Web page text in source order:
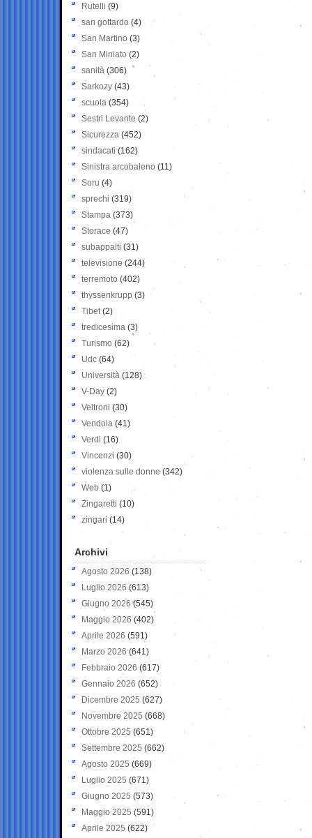
Rutelli (9)
san gottardo (4)
San Martino (3)
San Miniato (2)
sanità (306)
Sarkozy (43)
scuola (354)
Sestri Levante (2)
Sicurezza (452)
sindacati (162)
Sinistra arcobaleno (11)
Soru (4)
sprechi (319)
Stampa (373)
Storace (47)
subappalti (31)
televisione(244)
terremoto (402)
thyssenkrupp (3)
Tibet(2)
tredicesima (3)
Turismo (62)
Udc (64)
Università (128)
V-Day (2)
Veltroni (30)
Vendola (41)
Verdi (16)
Vincenzi (30)
violenza sulle donne (342)
Web (1)
Zingaretti (10)
zingari (14)
Archivi
Agosto 2026 (138)
Luglio 2026 (613)
Giugno 2026 (545)
Maggio 2026 (402)
Aprile 2026 (591)
Marzo 2026 (641)
Febbraio 2026 (617)
Gennaio 2026 (652)
Dicembre 2025 (627)
Novembre 2025 (668)
Ottobre 2025 (651)
Settembre 2025 (662)
Agosto 2025 (669)
Luglio 2025 (671)
Giugno 2025 (573)
Maggio 2025 (591)
Aprile 2025 (622)